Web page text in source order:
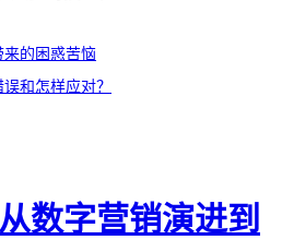
的困惑苦恼
和怎样应对？
数字营销演进到